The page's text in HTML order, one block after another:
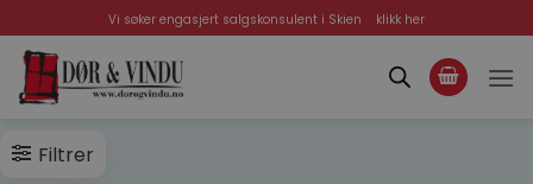
to
content
Vi søker engasjert salgskonsulent i Skien klikk her
Filtrer